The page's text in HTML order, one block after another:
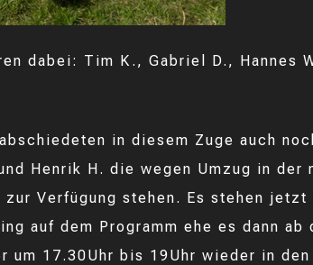
dabei: Tim K., Gabriel D., Hannes
in diesem Zuge auch
Henrik H. die wegen Umzug in der
zur Verfügung stehen. Es stehen jetzt
auf dem Programm ehe es dann ab
um 17.30Uhr bis 19Uhr wieder in